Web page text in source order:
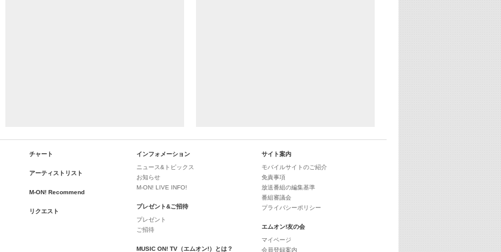
チャート
アーティストリスト
M-ON! Recommend
リクエスト
インフォメーション
ニュース&トピックス
お知らせ
M-ON! LIVE INFO!
プレゼント&ご招待
プレゼント
ご招待
MUSIC ON! TV（エムオン!）とは？
サイト案内
モバイルサイトのご紹介
免責事項
放送番組の編集基準
番組審議会
プライバシーポリシー
エムオン!友の会
マイページ
会員登録案内